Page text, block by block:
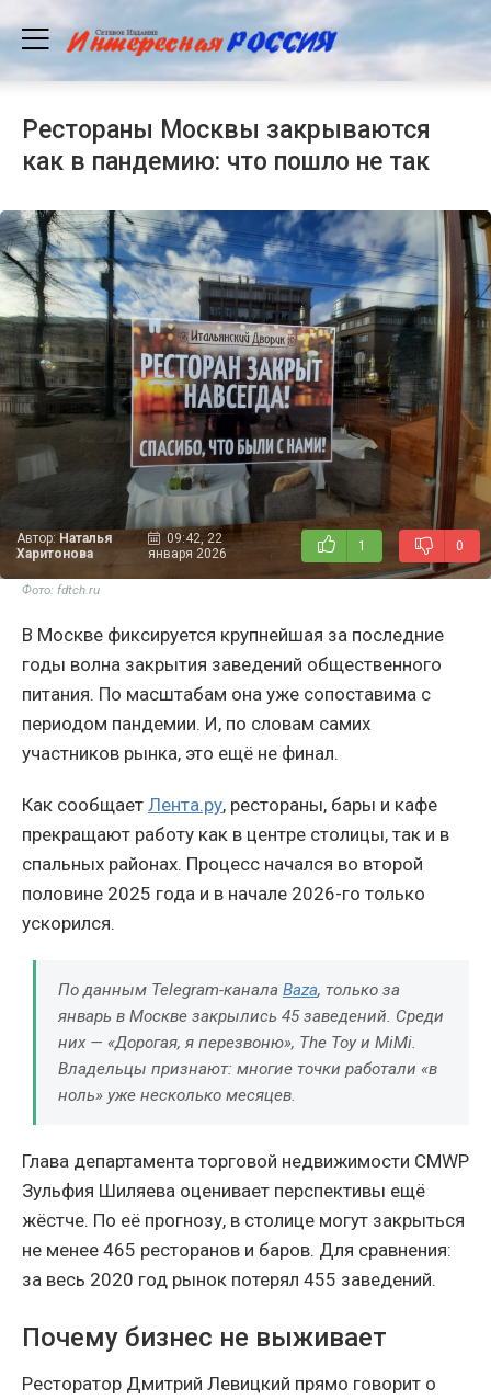
Рестораны Москвы закрываются
как в пандемию: что пошло не так
Автор: Наталья
Харитонова
09:42, 22
января 2026
1 0
Фото: fdtch.ru
В Москве фиксируется крупнейшая за последние
годы волна закрытия заведений общественного
питания. По масштабам она уже сопоставима с
периодом пандемии. И, по словам самих
участников рынка, это ещё не финал.
Как сообщает Лента.ру, рестораны, бары и кафе
прекращают работу как в центре столицы, так и в
спальных районах. Процесс начался во второй
половине 2025 года и в начале 2026-го только
ускорился.
По данным Telegram-канала Baza, только за
январь в Москве закрылись 45 заведений. Среди
них — «Дорогая, я перезвоню», The Toy и MiMi.
Владельцы признают: многие точки работали «в
ноль» уже несколько месяцев.
Глава департамента торговой недвижимости CMWP
Зульфия Шиляева оценивает перспективы ещё
жёстче. По её прогнозу, в столице могут закрыться
не менее 465 ресторанов и баров. Для сравнения:
за весь 2020 год рынок потерял 455 заведений.
Почему бизнес не выживает
Ресторатор Дмитрий Левицкий прямо говорит о